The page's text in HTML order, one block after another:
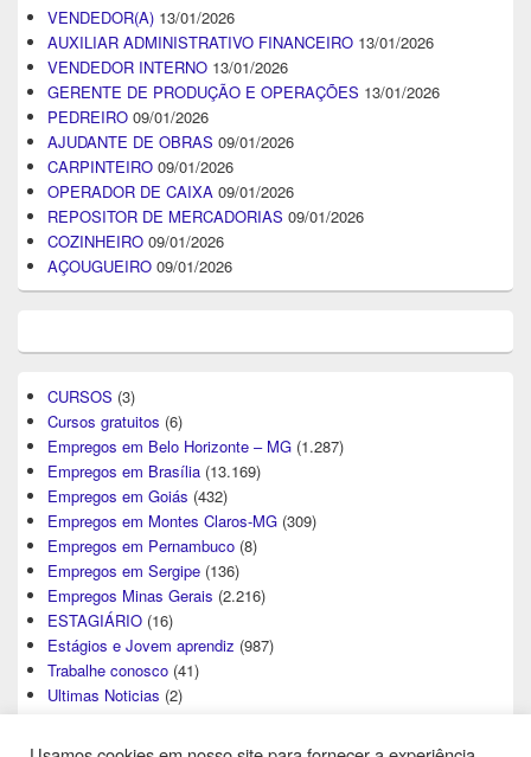
VENDEDOR(A) 13/01/2026
AUXILIAR ADMINISTRATIVO FINANCEIRO 13/01/2026
VENDEDOR INTERNO 13/01/2026
GERENTE DE PRODUÇÃO E OPERAÇÕES 13/01/2026
PEDREIRO 09/01/2026
AJUDANTE DE OBRAS 09/01/2026
CARPINTEIRO 09/01/2026
OPERADOR DE CAIXA 09/01/2026
REPOSITOR DE MERCADORIAS 09/01/2026
COZINHEIRO 09/01/2026
AÇOUGUEIRO 09/01/2026
CURSOS (3)
Cursos gratuitos (6)
Empregos em Belo Horizonte – MG (1.287)
Empregos em Brasília (13.169)
Empregos em Goiás (432)
Empregos em Montes Claros-MG (309)
Empregos em Pernambuco (8)
Empregos em Sergipe (136)
Empregos Minas Gerais (2.216)
ESTAGIÁRIO (16)
Estágios e Jovem aprendiz (987)
Trabalhe conosco (41)
Ultimas Noticias (2)